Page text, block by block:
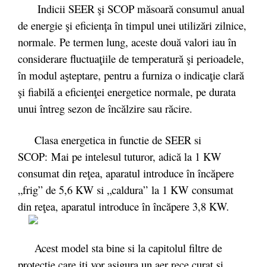
Indicii SEER şi SCOP măsoară consumul anual
de energie şi eficienţa în timpul unei utilizări zilnice,
normale. Pe termen lung, aceste două valori iau în
considerare fluctuaţiile de temperatură şi perioadele,
în modul aşteptare, pentru a furniza o indicaţie clară
şi fiabilă a eficienţei energetice normale, pe durata
unui întreg sezon de încălzire sau răcire.
Clasa energetica in functie de SEER si
SCOP: Mai pe intelesul tuturor, adică la 1 KW
consumat din reţea, aparatul introduce în încăpere
„frig” de 5,6 KW si „caldura” la 1 KW consumat
din reţea, aparatul introduce în încăpere 3,8 KW.
Acest model sta bine si la capitolul filtre de
protectie care iti vor asigura un aer rece curat si